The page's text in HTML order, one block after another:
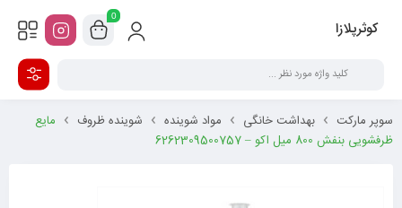
کوثرپلازا
0
سوپر مارکت بهداشت خانگی مواد شوینده شوینده ظروف
مایع
ظرفشویی بنفش 800 میل اکو – 6262309500757